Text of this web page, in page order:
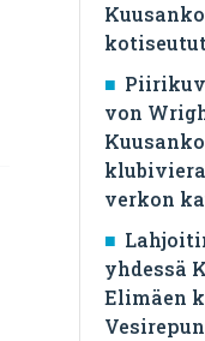
von
verkon
yhdessä
Elimäen